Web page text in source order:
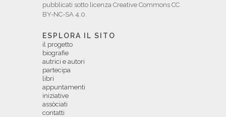
pubblicati sotto licenza Creative Commons CC
BY-NC-SA 4.0.
ESPLORA IL SITO
il progetto
biografie
autrici e autori
partecipa
libri
appuntamenti
iniziative
assòciati
contatti